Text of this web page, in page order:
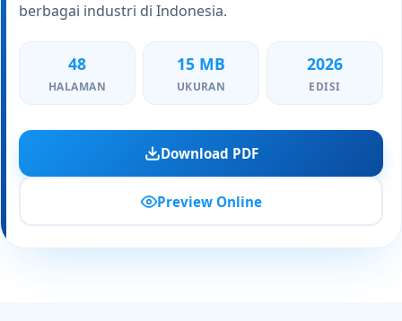
berbagai industri di Indonesia.
48
HALAMAN
15 MB
UKURAN
2026
EDISI
Download PDF
Preview Online